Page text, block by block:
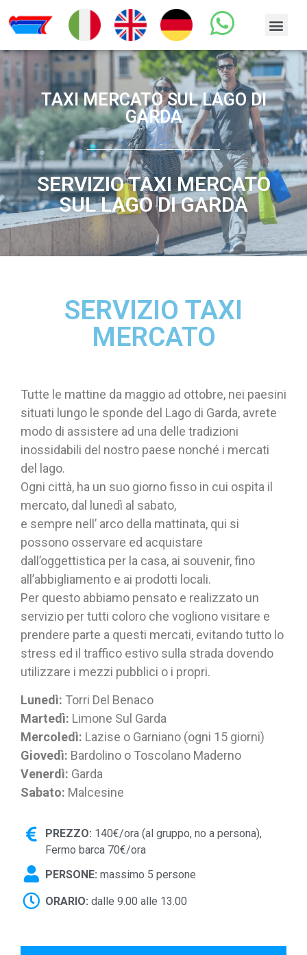
TAXI MERCATO SUL LAGO DI
GARDA
SERVIZIO TAXI MERCATO
SUL LAGO DI GARDA
SERVIZIO TAXI
MERCATO
Tutte le mattine da maggio ad ottobre, nei paesini
situati lungo le sponde del Lago di Garda, avrete
modo di assistere ad una delle tradizioni
inossidabili del nostro paese nonché i mercati
del lago.
Ogni città, ha un suo giorno fisso in cui ospita il
mercato, dal lunedì al sabato,
e sempre nell’ arco della mattinata, qui si
possono osservare ed acquistare
dall’oggettistica per la casa, ai souvenir, fino
all’abbigliamento e ai prodotti locali.
Per questo abbiamo pensato e realizzato un
servizio per tutti coloro che vogliono visitare e
prendere parte a questi mercati, evitando tutto lo
stress ed il traffico estivo sulla strada dovendo
utilizzare i mezzi pubblici o i propri.
Lunedì: Torri Del Benaco
Martedì: Limone Sul Garda
Mercoledì: Lazise o Garniano (ogni 15 giorni)
Giovedì: Bardolino o Toscolano Maderno
Venerdì: Garda
Sabato: Malcesine
PREZZO: 140€/ora (al gruppo, no a persona),
Fermo barca 70€/ora
PERSONE: massimo 5 persone
ORARIO: dalle 9.00 alle 13.00